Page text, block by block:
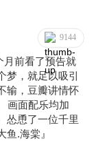
9144
月前看了预告就
梦，就足以吸引
输，豆瓣讲情怀
画面配乐均加
怂恿了一位千里
.海棠』